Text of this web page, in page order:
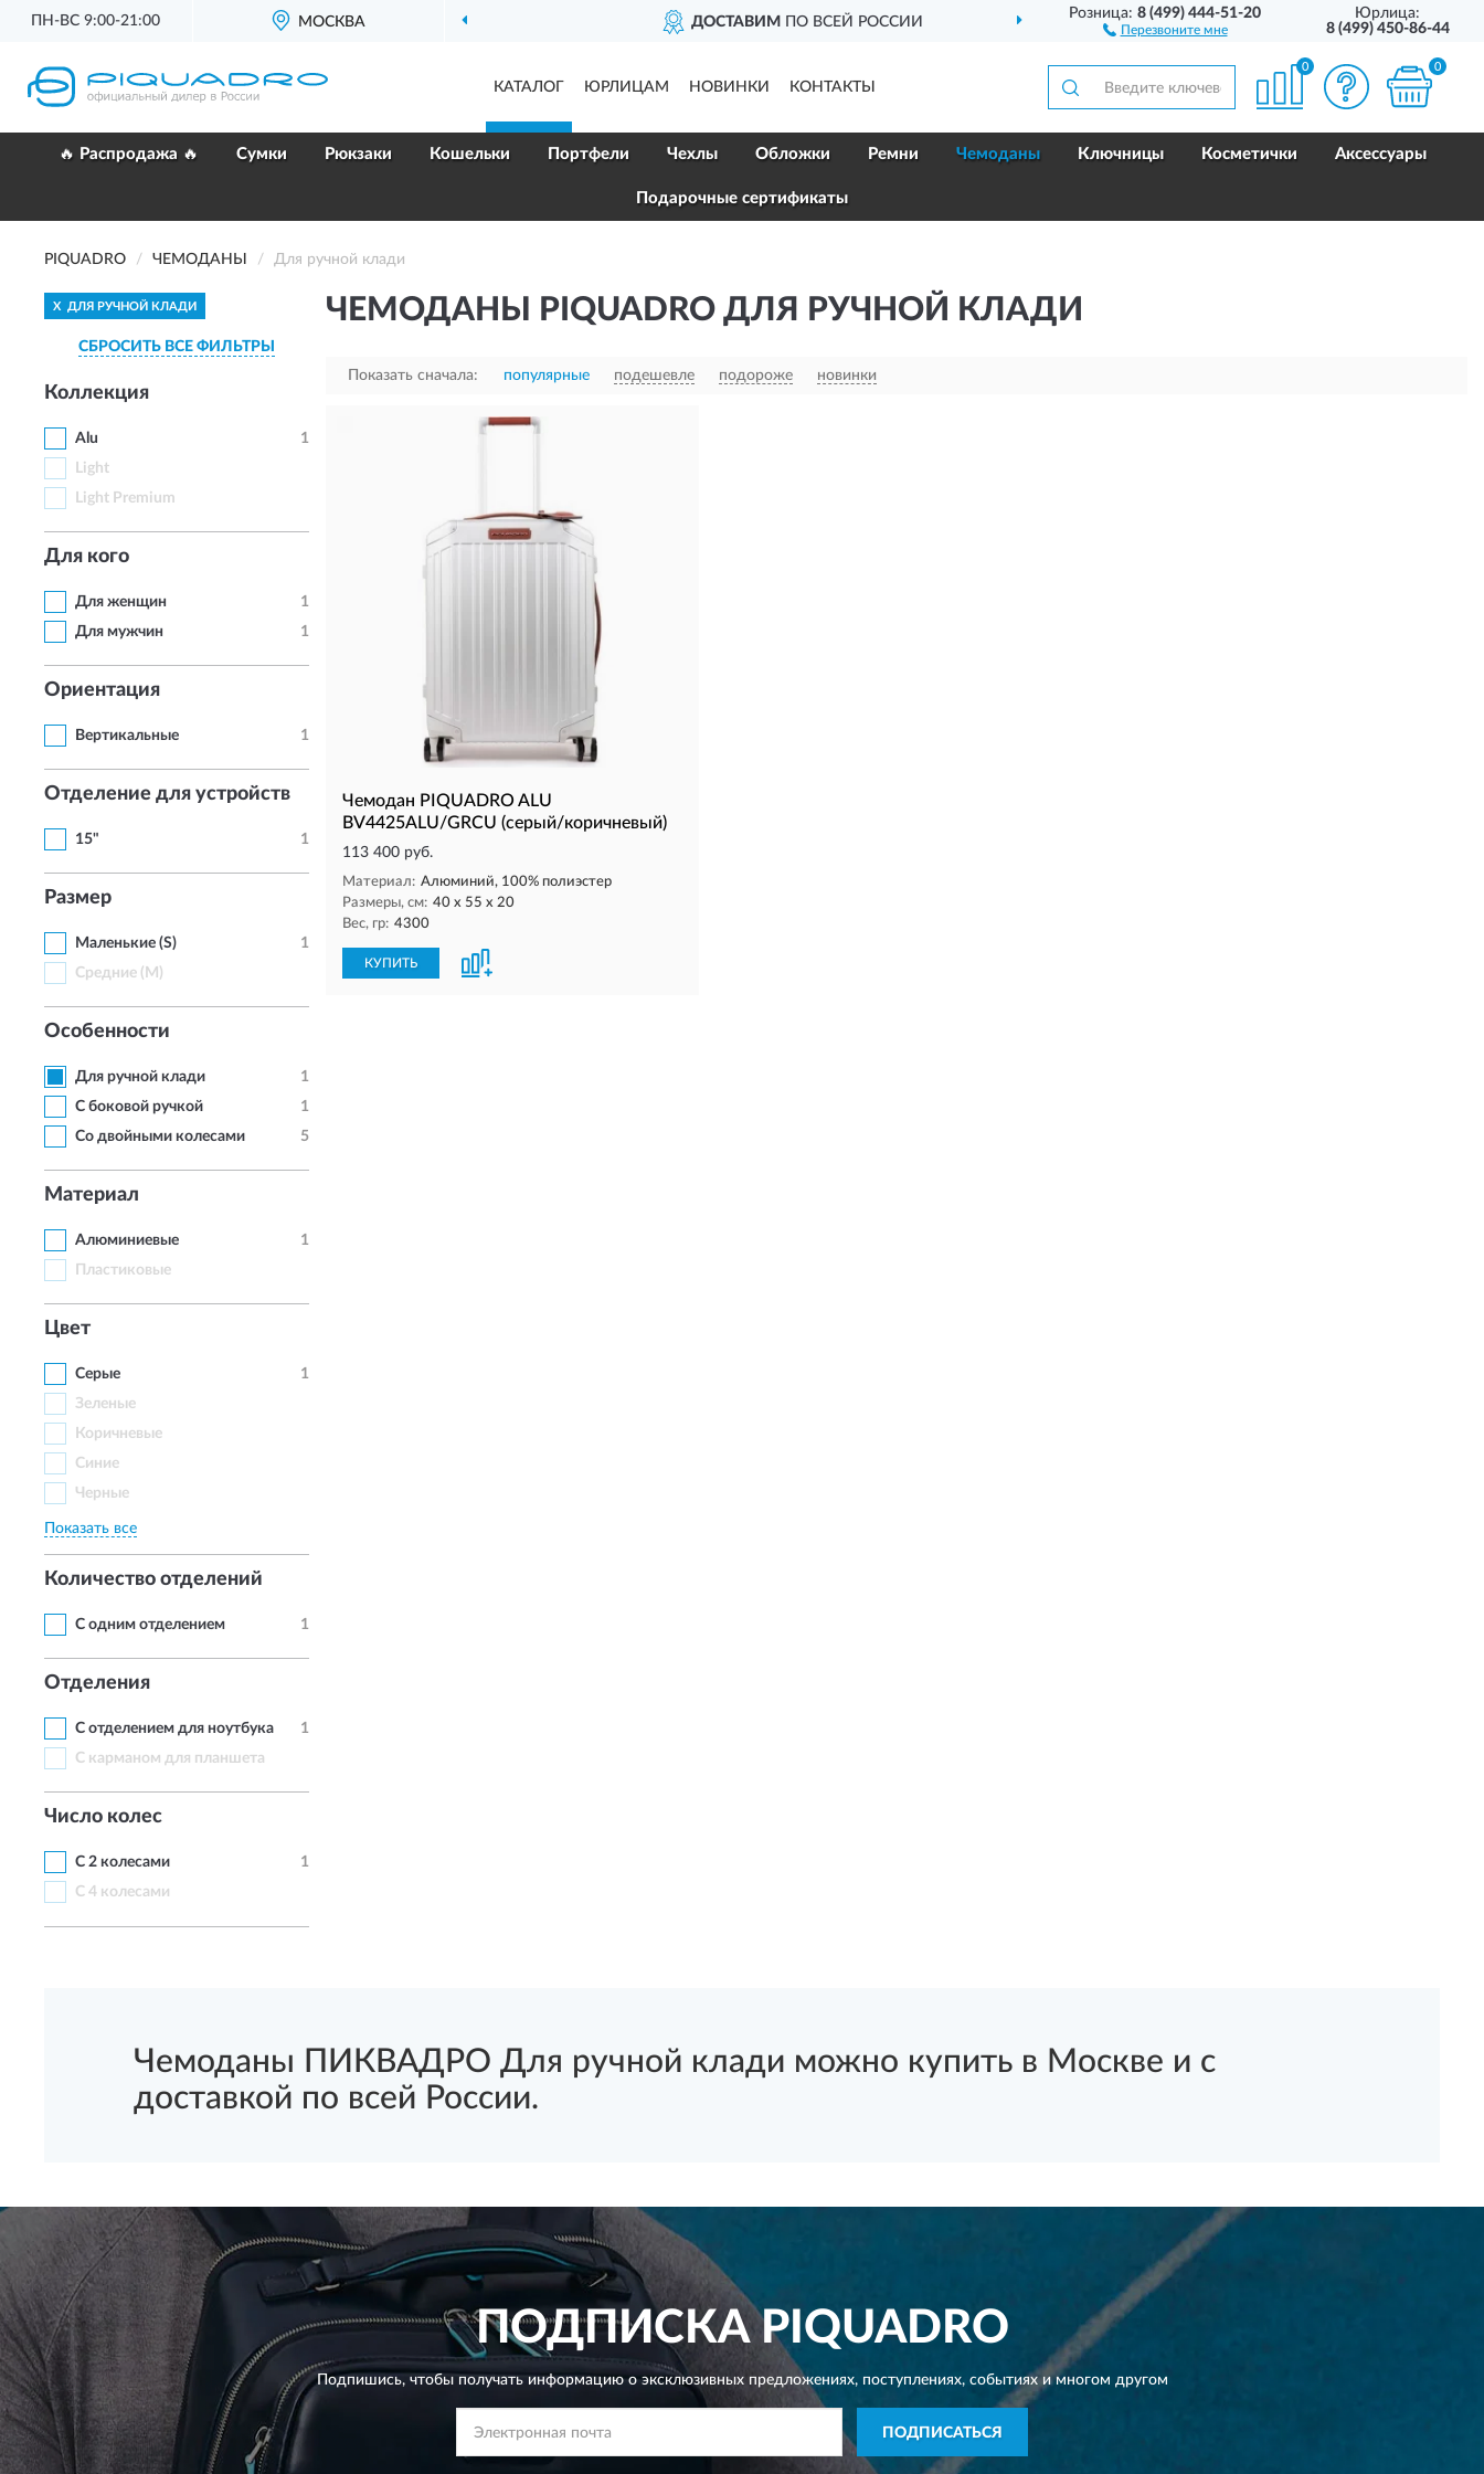
ПН-ВС 9:00-21:00 МОСКВА
ОФИЦИАЛЬНЫЙ ДИЛЕР PIQUADRO ДОСТАВИМПО ВСЕЙ РОССИИ ДО 18 МЕС.ГАРАНТИЯ
Розница:8 (499) 444-51-20
Перезвоните мне
Юрлица:
8 (499) 450-86-44
КАТАЛОГ ЮРЛИЦАМ НОВИНКИ КОНТАКТЫ
0 0
🔥 Распродажа 🔥 Сумки Рюкзаки Кошельки Портфели Чехлы Обложки Ремни Чемоданы Ключницы Косметички Аксессуары
Подарочные сертификаты
PIQUADRO ЧЕМОДАНЫ Для ручной клади
X ДЛЯ РУЧНОЙ КЛАДИ
СБРОСИТЬ ВСЕ ФИЛЬТРЫ
Коллекция
Alu
1
Light
Light Premium
Для кого
Для женщин
1
Для мужчин
1
Ориентация
Вертикальные 1
Отделение для устройств
15" 1
Размер
Маленькие (S)
1
Средние (M)
Особенности
Для ручной клади
1
С боковой ручкой
1
Со двойными колесами
5
Материал
Алюминиевые
1
Пластиковые
Цвет
Серые
1
Зеленые
Коричневые
Синие
Черные
Показать все
Количество отделений
С одним отделением 1
Отделения
С отделением для ноутбука
1
С карманом для планшета
Число колес
С 2 колесами
1
С 4 колесами
ЧЕМОДАНЫ PIQUADRO ДЛЯ РУЧНОЙ КЛАДИ
Показать сначала: популярные подешевле подороже новинки
Чемодан PIQUADRO ALU
BV4425ALU/GRCU (серый/коричневый)
113 400 руб.
Материал: Алюминий, 100% полиэстер
Размеры, см: 40 x 55 x 20
Вес, гр: 4300
КУПИТЬ
Чемоданы ПИКВАДРО Для ручной клади можно купить в Москве и с
доставкой по всей России.
ПОДПИСКАPIQUADRO
Подпишись, чтобы получать информацию о эксклюзивных предложениях,поступлениях, событиях и многом другом
ПОДПИСАТЬСЯ